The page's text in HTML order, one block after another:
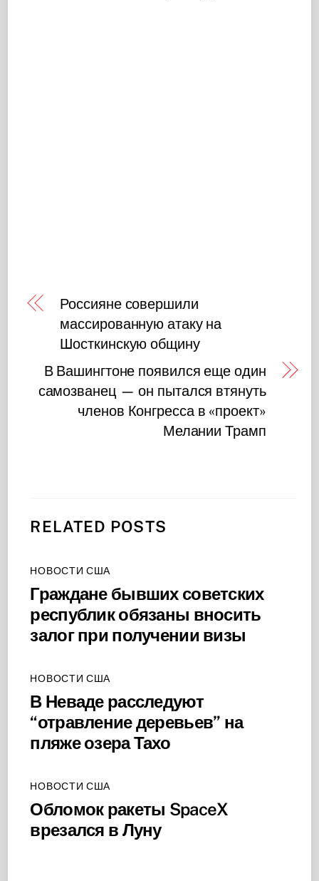
Россияне совершили
массированную атаку на
Шосткинскую общину
В Вашингтоне появился еще один
самозванец — он пытался втянуть
членов Конгресса в «проект»
Мелании Трамп
RELATED POSTS
НОВОСТИ США
Граждане бывших советских
республик обязаны вносить
залог при получении визы
НОВОСТИ США
В Неваде расследуют
“отравление деревьев” на
пляже озера Тахо
НОВОСТИ США
Обломок ракеты SpaceX
врезался в Луну